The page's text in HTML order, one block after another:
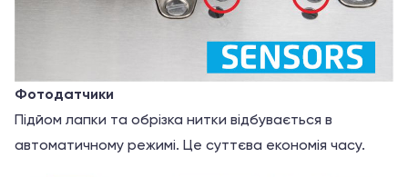
Фотодатчики
Підйом лапки та обрізка нитки відбувається в
автоматичному режимі. Це суттєва економія часу.